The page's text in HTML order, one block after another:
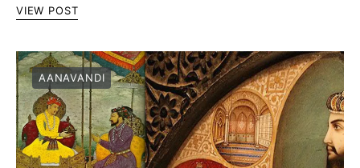
VIEW POST
AANAVANDI